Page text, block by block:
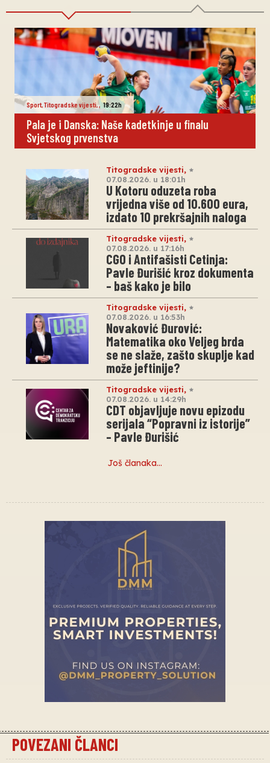
Sport,Titogradske vijesti,, 19:22h
Pala je i Danska: Naše kadetkinje u finalu
Svjetskog prvenstva
Titogradske vijesti,
07.08.2026. u 18:01h
U Kotoru oduzeta roba
vrijedna više od 10.600 eura,
izdato 10 prekršajnih naloga
Titogradske vijesti,
07.08.2026. u 17:16h
CGO i Antifašisti Cetinja:
Pavle Đurišić kroz dokumenta
– baš kako je bilo
Titogradske vijesti,
07.08.2026. u 16:53h
Novaković Đurović:
Matematika oko Veljeg brda
se ne slaže, zašto skuplje kad
može jeftinije?
Titogradske vijesti,
07.08.2026. u 14:29h
CDT objavljuje novu epizodu
serijala “Popravni iz istorije”
– Pavle Đurišić
Još članaka…
POVEZANI ČLANCI